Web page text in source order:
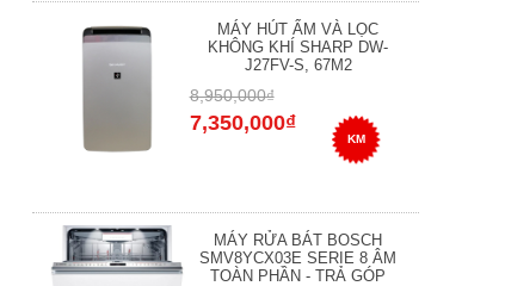
MÁY HÚT ẨM VÀ LỌC
KHÔNG KHÍ SHARP DW-
J27FV-S, 67M2
8,950,000₫
7,350,000₫
KM
MÁY RỬA BÁT BOSCH
SMV8YCX03E SERIE 8 ÂM
TOÀN PHẦN - TRẢ GÓP